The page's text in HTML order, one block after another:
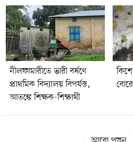
অভিযোগ ওঠে। ঘটনার পর সামাজিক যোগাযোগমাধ্যমে বিষয়টি নিয়ে
ব্যাপক আলোচনা চলছে। স্থানীয়
মানুষের মধ্যেও প্রতিক্রিয়া দেখা দিয়েছে।
নীলফামারীতে ভারী বর্ষণে
প্রাথমিক বিদ্যালয় বিপর্যস্ত,
আতঙ্কে শিক্ষক-শিক্ষার্থী